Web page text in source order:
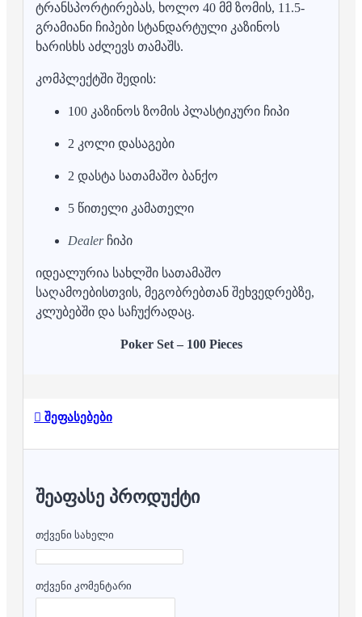
ტრანსპორტირებას, ხოლო 40 მმ ზომის, 11.5-
გრამიანი ჩიპები სტანდარტული კაზინოს
ხარისხს აძლევს თამაშს.
კომპლექტში შედის:
100 კაზინოს ზომის პლასტიკური ჩიპი
2 კოლი დასაგები
2 დასტა სათამაშო ბანქო
5 წითელი კამათელი
Dealerჩიპი
იდეალურია სახლში სათამაშო
საღამოებისთვის, მეგობრებთან შეხვედრებზე,
კლუბებში და საჩუქრადაც.
Poker Set – 100 Pieces
შეფასებები
ᲨᲔᲐᲤᲐᲡᲔ ᲞᲠᲝᲓᲣᲥᲢᲘ
თქვენი სახელი
თქვენი კომენტარი